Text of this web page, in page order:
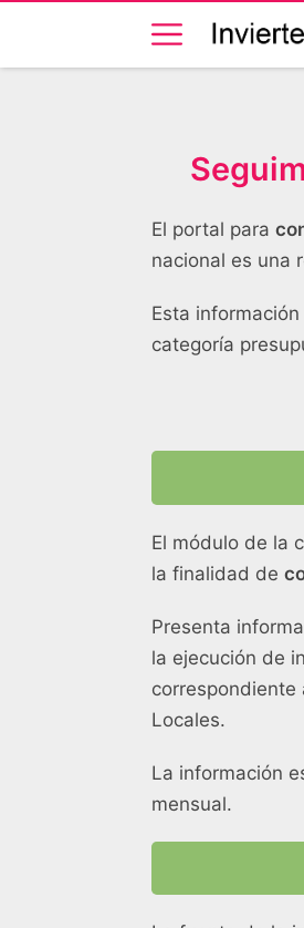
El portal para
nacional es una
Esta
categoría
El módulo de la
la finalidad de
Presenta
la ejecución de
correspondiente
Locales.
La información
mensual.